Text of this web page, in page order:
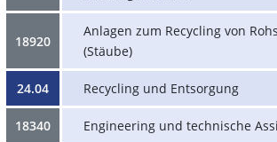
18920
Anlagen zum Recycling von
(Stäube)
24.04 Recycling und Entsorgung
18340 Engineering und technische